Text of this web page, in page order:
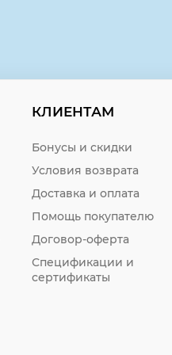
КЛИЕНТАМ
Бонусы и скидки
Условия возврата
Доставка и оплата
Помощь покупателю
Договор-оферта
Спецификации и
сертификаты